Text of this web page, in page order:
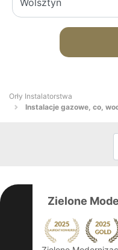
Orły Instalatorstwa
Instalacje gazowe, co,
Zielone